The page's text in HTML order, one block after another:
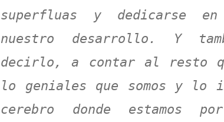
superfluas y dedicarse
nuestro desarrollo. Y
decirlo, a contar al resto
lo geniales que somos y lo
cerebro donde estamos